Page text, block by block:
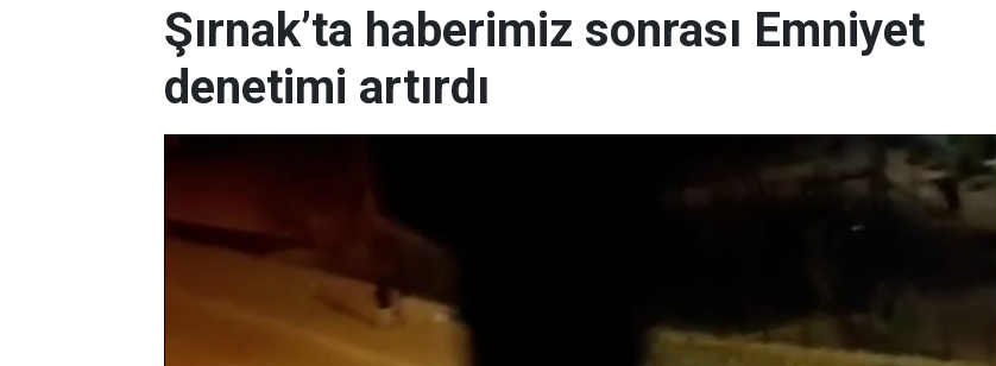
Şırnak’ta haberimiz sonrası Emniyet
denetimi artırdı